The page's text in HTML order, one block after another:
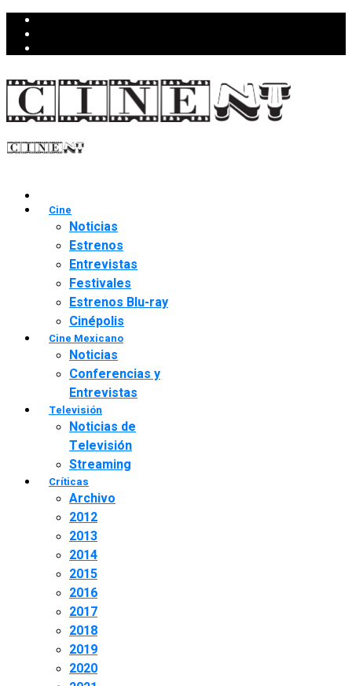
Cine
Noticias
Estrenos
Entrevistas
Festivales
Estrenos Blu-ray
Cinépolis
Cine Mexicano
Noticias
Conferencias y
Entrevistas
Televisión
Noticias de
Televisión
Streaming
Críticas
Archivo
2012
2013
2014
2015
2016
2017
2018
2019
2020